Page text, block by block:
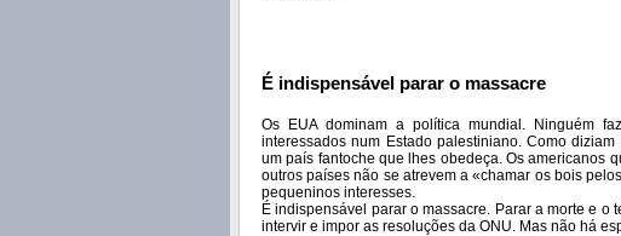
É indispensável parar o massacre
Os EUA dominam a política mundial. Ninguém
interessados num Estado palestiniano. Como
um país fantoche que lhes obedeça. Os americanos
outros países não se atrevem a «chamar os bois
pequeninos interesses.
É indispensável parar o massacre. Parar a morte e
intervir e impor as resoluções da ONU. Mas não há